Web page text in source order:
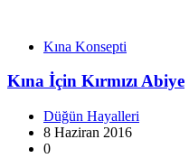
Kına Konsepti
Kına İçin Kırmızı Abiye
Düğün Hayalleri
8 Haziran 2016
0